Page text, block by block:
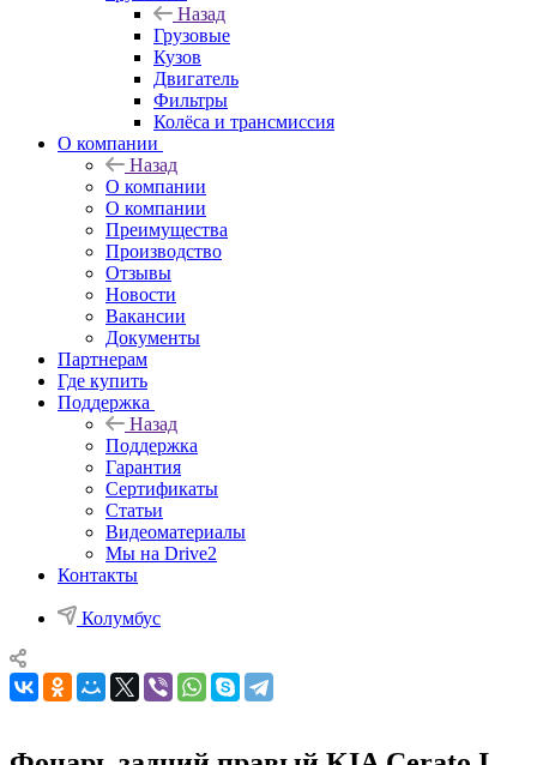
Назад
Грузовые
Кузов
Двигатель
Фильтры
Колёса и трансмиссия
О компании
Назад
О компании
О компании
Преимущества
Производство
Отзывы
Новости
Вакансии
Документы
Партнерам
Где купить
Поддержка
Назад
Поддержка
Гарантия
Сертификаты
Статьи
Видеоматериалы
Мы на Drive2
Контакты
Колумбус